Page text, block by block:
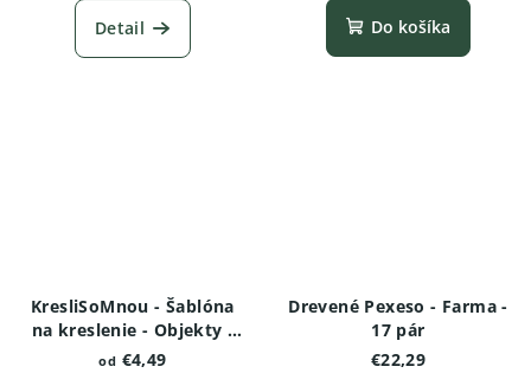
Detail Do košíka
KresliSoMnou - Šablóna
na kreslenie - Objekty -
Farma s veterným
od €4,49
Drevené Pexeso - Farma -
17 pár
€22,29